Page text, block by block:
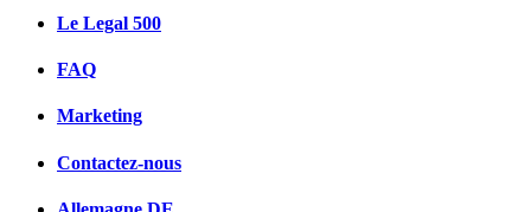
Le Legal 500
FAQ
Marketing
Contactez-nous